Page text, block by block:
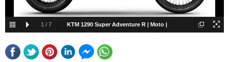
1 / 7 KTM 1290 Super Adventure R | Moto |